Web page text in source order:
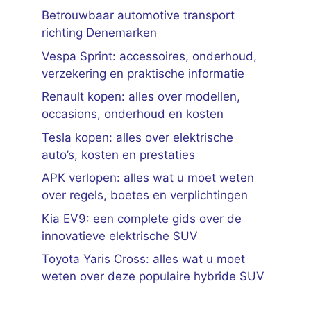
Betrouwbaar automotive transport
richting Denemarken
Vespa Sprint: accessoires, onderhoud,
verzekering en praktische informatie
Renault kopen: alles over modellen,
occasions, onderhoud en kosten
Tesla kopen: alles over elektrische
auto’s, kosten en prestaties
APK verlopen: alles wat u moet weten
over regels, boetes en verplichtingen
Kia EV9: een complete gids over de
innovatieve elektrische SUV
Toyota Yaris Cross: alles wat u moet
weten over deze populaire hybride SUV